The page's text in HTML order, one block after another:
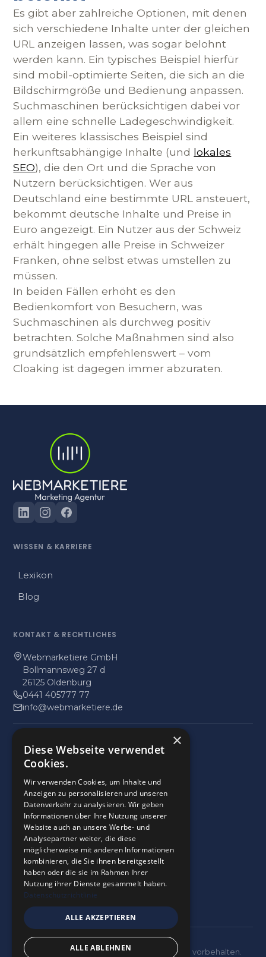
Es gibt aber zahlreiche Optionen, mit denen
sich verschiedene Inhalte unter der gleichen
URL anzeigen lassen, was sogar belohnt
werden kann. Ein typisches Beispiel hierfür
sind mobil-optimierte Seiten, die sich an die
Bildschirmgröße und Bedienung anpassen.
Suchmaschinen berücksichtigen dabei vor
allem eine schnelle Ladegeschwindigkeit.
Ein weiteres klassisches Beispiel sind
herkunftsabhängige Inhalte (und lokales
SEO), die den Ort und die Sprache von
Nutzern berücksichtigen. Wer aus
Deutschland eine bestimmte URL ansteuert,
bekommt deutsche Inhalte und Preise in
Euro angezeigt. Ein Nutzer aus der Schweiz
erhält hingegen alle Preise in Schweizer
Franken, ohne selbst etwas umstellen zu
müssen.
In beiden Fällen erhöht es den
Bedienkomfort von Besuchern, was
Suchmaschinen als durchweg positiv
betrachten. Solche Maßnahmen sind also
grundsätzlich empfehlenswert – vom
Cloaking ist dagegen immer abzuraten.
WISSEN & KARRIERE
Lexikon
Blog
KONTAKT & RECHTLICHES
Webmarketiere GmbH
Bollmannsweg 27 d
26125 Oldenburg
0441 405777 77
info@webmarketiere.de
Datenschutz
28 Bewertungen 9,9
provided by
Google Reviews
5.0
© 2026 Webmarketiere GmbH. Alle Rechte vorbehalten.
×
Diese Webseite verwendet
Cookies.
Wir verwenden Cookies, um Inhalte und
Anzeigen zu personalisieren und unseren
Datenverkehr zu analysieren. Wir geben
Informationen über Ihre Nutzung unserer
Website auch an unsere Werbe- und
Analysepartner weiter, die diese
möglicherweise mit anderen Informationen
kombinieren, die Sie ihnen bereitgestellt
haben oder die sie im Rahmen Ihrer
Nutzung ihrer Dienste gesammelt haben.
Datenschutzrichtlinie
ALLE AKZEPTIEREN
ALLE ABLEHNEN